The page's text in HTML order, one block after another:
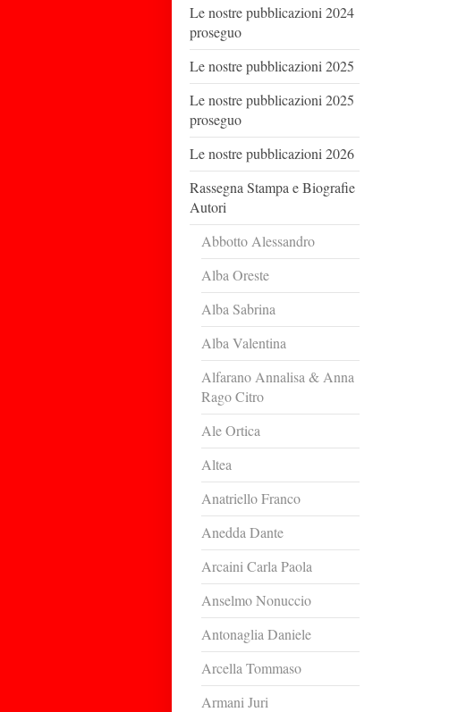
Le nostre pubblicazioni 2024
proseguo
Le nostre pubblicazioni 2025
Le nostre pubblicazioni 2025
proseguo
Le nostre pubblicazioni 2026
Rassegna Stampa e Biografie
Autori
Abbotto Alessandro
Alba Oreste
Alba Sabrina
Alba Valentina
Alfarano Annalisa & Anna
Rago Citro
Ale Ortica
Altea
Anatriello Franco
Anedda Dante
Arcaini Carla Paola
Anselmo Nonuccio
Antonaglia Daniele
Arcella Tommaso
Armani Juri